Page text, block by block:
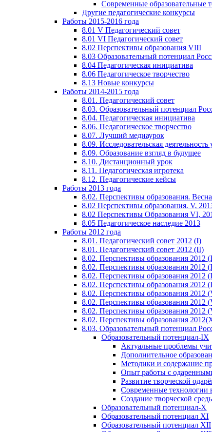
Современные образовательные
Другие педагогические конкурсы
Работы 2015-2016 года
8.01 V Педагогический совет
8.01 VI Педагогический совет
8.02 Перспективы образования VIII
8.03 Образовательный потенциал
8.04 Педагогическая инициатива
8.06 Педагогическое творчество
8.13 Новые конкурсы
Работы 2014-2015 года
8.01. Педагогический совет
8.03. Образовательный потенциал
8.04. Педагогическая инициатива
8.06. Педагогическое творчество
8.07. Лучший медиаурок
8.09. Исследовательская
8.09. Образование взгляд в будущее
8.10. Дистанционный урок
8.11. Педагогическая игротека
8.12. Педагогические кейсы
Работы 2013 года
8.02. Перспективы образования.
8.02 Перспективы образования. V,
8.02 Перспективы Образования VI,
8.05 Педагогическое наследие 2013
Работы 2012 года
8.01. Педагогический совет 2012 (I)
8.01. Педагогический совет 2012 (II)
8.02. Перспективы образования 2012
8.02. Перспективы образования 2012
8.02. Перспективы образования 2012
8.02. Перспективы образования 2012
8.02. Перспективы образования 2012
8.02. Перспективы образования 2012
8.02. Перспективы образования 2012
8.02. Перспективы образования
8.03. Образовательный потенциал
Образовательный потенциал-IX
Актуальные проблемы
Дополнительное
Методики и содержание
Опыт работы с
Развитие творческой
Современные технологии
Создание творческой
Образовательный потенциал-X
Образовательный потенциал XI
Образовательный потенциал XII